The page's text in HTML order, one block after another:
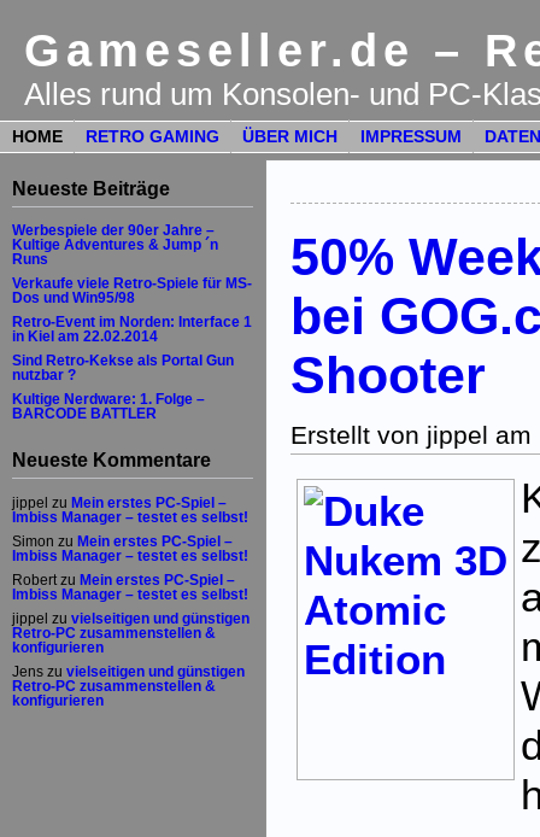
Gameseller.de –
Alles rund um Konsolen- und PC-
HOME RETRO GAMING ÜBER MICH IMPRESSUM
Neueste Beiträge
Werbespiele der 90er Jahre –
Kultige Adventures & Jump ´n
Runs
Verkaufe viele Retro-Spiele für MS-
Dos und Win95/98
Retro-Event im Norden: Interface 1
in Kiel am 22.02.2014
Sind Retro-Kekse als Portal Gun
nutzbar ?
Kultige Nerdware: 1. Folge –
BARCODE BATTLER
Neueste Kommentare
jippel zu Mein erstes PC-Spiel –
Imbiss Manager – testet es selbst!
Simon zu Mein erstes PC-Spiel –
Imbiss Manager – testet es selbst!
Robert zu Mein erstes PC-Spiel –
Imbiss Manager – testet es selbst!
jippel zu vielseitigen und günstigen
Retro-PC zusammenstellen &
konfigurieren
Jens zu vielseitigen und günstigen
Retro-PC zusammenstellen &
konfigurieren
50%
bei
Shooter
Erstellt von jippel